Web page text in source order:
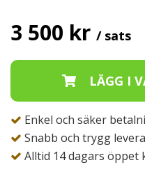
3 500 kr / sats
Enkel och säker
Snabb och trygg
Alltid 14 dagars öppet